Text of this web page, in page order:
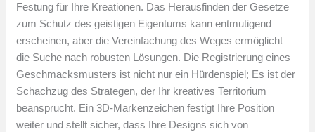
Festung für Ihre Kreationen. Das Herausfinden der Gesetze
zum Schutz des geistigen Eigentums kann entmutigend
erscheinen, aber die Vereinfachung des Weges ermöglicht
die Suche nach robusten Lösungen. Die Registrierung eines
Geschmacksmusters ist nicht nur ein Hürdenspiel; Es ist der
Schachzug des Strategen, der Ihr kreatives Territorium
beansprucht. Ein 3D-Markenzeichen festigt Ihre Position
weiter und stellt sicher, dass Ihre Designs sich von